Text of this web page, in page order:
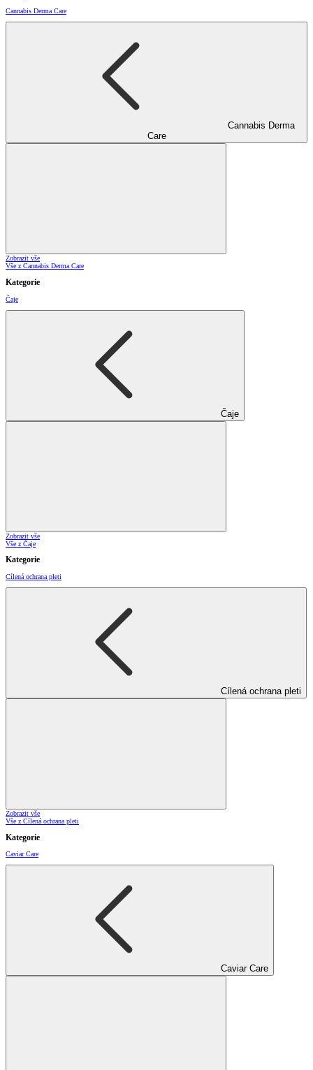
Cannabis Derma Care
Cannabis Derma
Care
Zobrazit vše
Vše z Cannabis Derma Care
Kategorie
Čaje
Čaje
Zobrazit vše
Vše z Čaje
Kategorie
Cílená ochrana pleti
Cílená ochrana pleti
Zobrazit vše
Vše z Cílená ochrana pleti
Kategorie
Caviar Care
Caviar Care